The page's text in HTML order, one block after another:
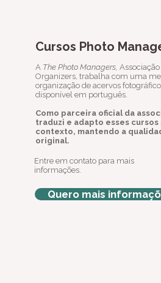
Cursos Photo
A The Photo Managers,
Organizers, trabalha com uma
organização de acervos
disponível em português.
Como parceira oficial da
traduzi e adapto esses cursos
contexto, mantendo a
original.
Entre em contato para mais
informações.
Quero mais